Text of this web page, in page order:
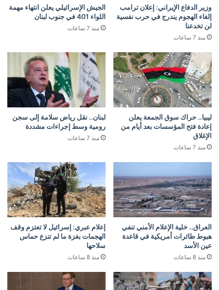
وزير الدفاع الإيراني: إعلان ترامب
إلغاء الهجوم يندرج في حرب نفسية
لن تخدعنا
منذ 7 ساعات
الجيش الإسرائيلي يعلن انتهاء مهمة
اللواء 401 في جنوب لبنان
منذ 7 ساعات
ليبيا.. حراك سوق الجمعة يعلن
إعادة فتح المؤسسات بعد أيام من
الإغلاق
منذ 7 ساعات
لبنان.. نقل رياض سلامة إلى سجن
رومية وسط إجراءات مشددة
منذ 7 ساعات
العراق.. خلية الإعلام الأمني تنفي
هبوط طائرات أمريكية في قاعدة
عين الأسد
منذ 8 ساعات
إعلام عبري: إسرائيل لا تعتزم وقف
الهجمات بغزة ما لم تنزع حماس
سلاحها
منذ 8 ساعات